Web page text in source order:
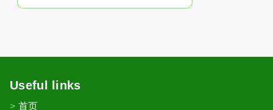
Useful links
首页